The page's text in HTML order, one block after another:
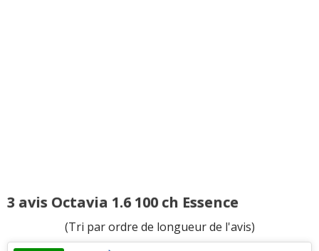
3 avis Octavia 1.6 100 ch Essence
(Tri par ordre de longueur de l'avis)